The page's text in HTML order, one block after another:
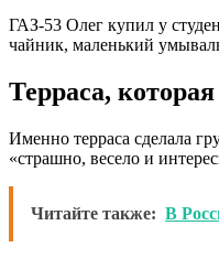
ГАЗ-53 Олег купил у
чайник, маленький
Терраса,
Именно терраса сделала
«страшно, весело и
Читайте также: В